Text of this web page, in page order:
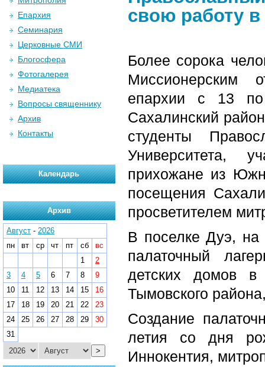
свою работу в
Более сорока
Миссионерским
епархии с 13
Сахалинский
студенты
Университета,
прихожане из
посещения
просветителем
В поселке Дуэ, на
палаточный
детских домов в
Тымовского
Создание
летия со дня
Иннокентия,
Епархия
Семинария
Церковные СМИ
Блогосфера
Фотогалерея
Медиатека
Вопросы священнику
Архив
Контакты
Календарь
Архив
Август - 2026
пн
вт ср чт пт сб
вс
1
2
3
4 5 6 7 8
9
10
11 12 13 14 15
16
17
18 19 20 21 22
23
24
25 26 27 28 29
30
31
>